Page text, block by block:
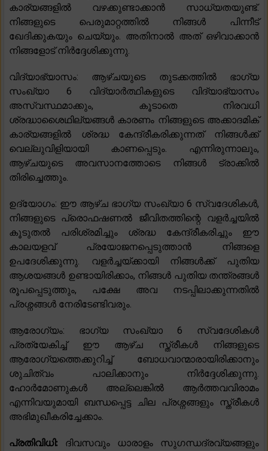
കാര്യങ്ങളിൽ വഴക്കുണ്ടാക്കാൻ സാധ്യതയുണ്ട്.
നിങ്ങളുടെ പെരുമാറ്റത്തിൽ നിങ്ങൾ പിന്നീട്
ഖേദിക്കുകയും ചെയ്യും. അതിനാൽ അത് ഒഴിവാക്കാൻ
നിങ്ങളോട് നിർദ്ദേശിക്കുന്നു.
വിദ്യാഭ്യാസം: ആഴ്‌ചയുടെ തുടക്കത്തിൽ ഭാഗ്യ
സംഖ്യാ 6 വിദ്യാർത്ഥികളുടെ വിദ്യാഭ്യാസം
അസ്വസ്ഥമാക്കും, കൂടാതെ നിരവധി
ശ്രദ്ധാശൈഥില്യങ്ങൾ കാരണം നിങ്ങളുടെ അക്കാദമിക്
കാര്യങ്ങളിൽ ശ്രദ്ധ കേന്ദ്രീകരിക്കുന്നത് നിങ്ങൾക്ക്
വെല്ലുവിളിയായി കാണപ്പെടും. എന്നിരുന്നാലും,
ആഴ്ചയുടെ അവസാനത്തോടെ നിങ്ങൾ ട്രാക്കിൽ
തിരിച്ചെത്തും.
ഉദ്യോഗം: ഈ ആഴ്ച ഭാഗ്യ സംഖ്യാ 6 സ്വദേശികൾ,
നിങ്ങളുടെ പ്രൊഫഷണൽ ജീവിതത്തിന്റെ വളർച്ചയിൽ
കൂടുതൽ പരിശ്രമിച്ചും ശ്രദ്ധ കേന്ദ്രീകരിച്ചും ഈ
കാലയളവ് പ്രയോജനപ്പെടുത്താൻ നിങ്ങളെ
ഉപദേശിക്കുന്നു. വളർച്ചയ്ക്കായി നിങ്ങൾക്ക് പുതിയ
ആശയങ്ങൾ ഉണ്ടായിരിക്കാം, നിങ്ങൾ പുതിയ തന്ത്രങ്ങൾ
രൂപപ്പെടുത്തും, പക്ഷേ അവ നടപ്പിലാക്കുന്നതിൽ
പ്രശ്നങ്ങൾ നേരിടേണ്ടിവരും.
ആരോഗ്യം: ഭാഗ്യ സംഖ്യാ 6 സ്വദേശികൾ
പ്രത്യേകിച്ച് ഈ ആഴ്ച സ്ത്രീകൾ നിങ്ങളുടെ
ആരോഗ്യത്തെക്കുറിച്ച് ബോധവാന്മാരായിരിക്കാനും
ശുചിത്വം പാലിക്കാനും നിർദ്ദേശിക്കുന്നു.
ഹോർമോണുകൾ അല്ലെങ്കിൽ ആർത്തവവിരാമം
എന്നിവയുമായി ബന്ധപ്പെട്ട ചില പ്രശ്നങ്ങളും സ്ത്രീകൾ
അഭിമുഖീകരിച്ചേക്കാം.
പ്രതിവിധി: ദിവസവും ധാരാളം സുഗന്ധദ്രവ്യങ്ങളും